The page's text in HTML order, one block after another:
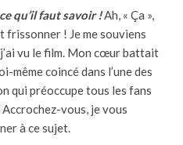
qu’il faut savoir !Ah, « Ça »,
! Je me souviens
vu le film. Mon cœur battait
même coincé dans l’une des
qui préoccupe tous les fans
vous, je vous
à ce sujet.